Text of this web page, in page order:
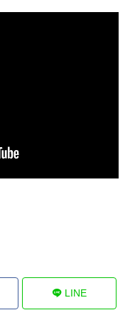
LINE